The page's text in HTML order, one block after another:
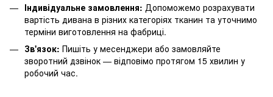
Індивідуальне замовлення: Допоможемо розрахувати
вартість дивана в різних категоріях тканин та уточнимо
терміни виготовлення на фабриці.
Зв'язок: Пишіть у месенджери або замовляйте
зворотний дзвінок — відповімо протягом 15 хвилин у
робочий час.